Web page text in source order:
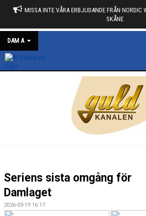
MISSA INTE VÅRA ERBJUDANDE FRÅN NORDIC
SKÅNE
DAM A
KONTAKT
MATCHER
Seriens sista omgång för
Damlaget
2026-03-19 16:17